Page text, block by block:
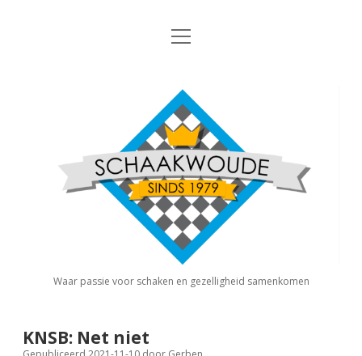
Nieuws
Algemene Informatie
Privacy Statement
Interne Competitie
dropdown
menu
Competitiereglement
Externe Competitie open
KNSB: Schaakwoude I
KNSB: Schaakwoude II
FSB: Schaakwoude I
Jeugdschaken
Eregalerij
open
Schaakvereniging
Schaakwoude
Waar passie voor schaken en gezelligheid samenkomen
KNSB: Net niet